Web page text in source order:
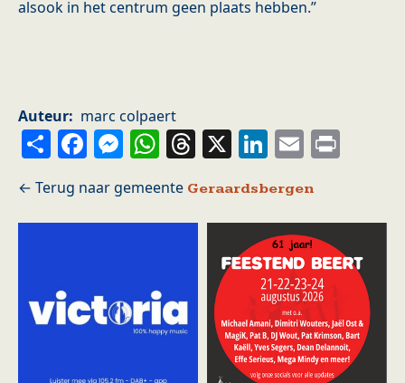
alsook in het centrum geen plaats hebben.”
Auteur marc colpaert
ShareFacebook
Messenger
WhatsApp
Threads
X LinkedIn
Email
Geraardsbergen